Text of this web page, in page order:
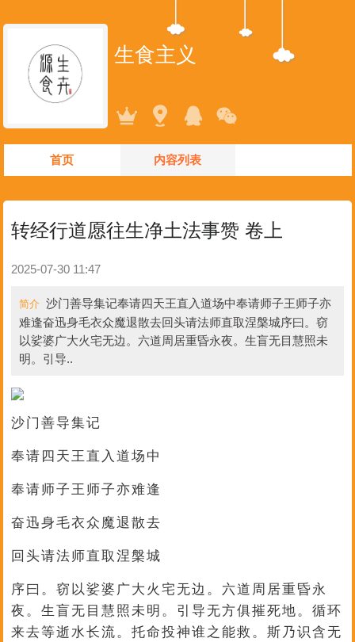
生食主义
首页 内容列表
转经行道愿往生净土法事赞 卷上
2025-07-30 11:47
简介 沙门善导集记奉请四天王直入道场中奉请师子王师子亦
难逢奋迅身毛衣众魔退散去回头请法师直取涅槃城序曰。窃
以娑婆广大火宅无边。六道周居重昏永夜。生盲无目慧照未
明。引导..
沙门善导集记
奉请四天王直入道场中
奉请师子王师子亦难逢
奋迅身毛衣众魔退散去
回头请法师直取涅槃城
序曰。窃以娑婆广大火宅无边。六道周居重昏永
夜。生盲无目慧照未明。引导无方俱摧死地。循环
来去等逝水长流。托命投神谁之能救。斯乃识含无